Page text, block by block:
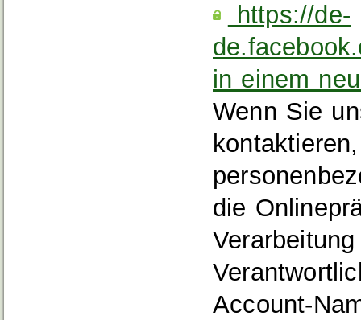
https://de‐
in einem
Wenn Sie
die